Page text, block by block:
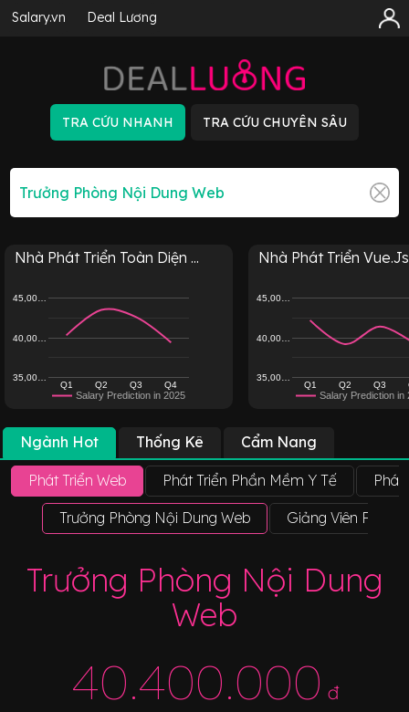
Salary.vn Deal Lương
Nhà Phát Triển Toàn Diện ...
Salary Prediction in 2025
Q1 Q2 Q3 Q4
35,00…
40,00…
45,00…
Nhà Phát Triển
Salary Prediction in
Q1 Q2 Q3
35,00…
40,00…
45,00…
Ngành Hot Thống Kê Cẩm Nang
Phát Triển Web Phát Triển Phần Mềm Y Tế Phát
Trưởng Phòng Nội Dung Web Giảng Viên Phát
Trưởng Phòng Nội Dung
Web
40.400.000 đ